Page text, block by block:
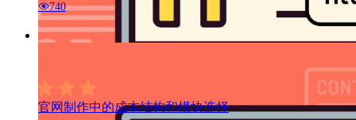
740
官网制作中的成本结构和模块选择